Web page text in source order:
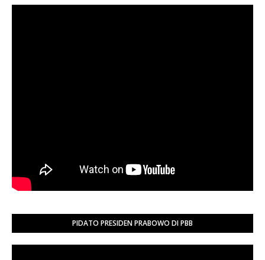
PIDATO PRESIDEN PRABOWO DI PBB